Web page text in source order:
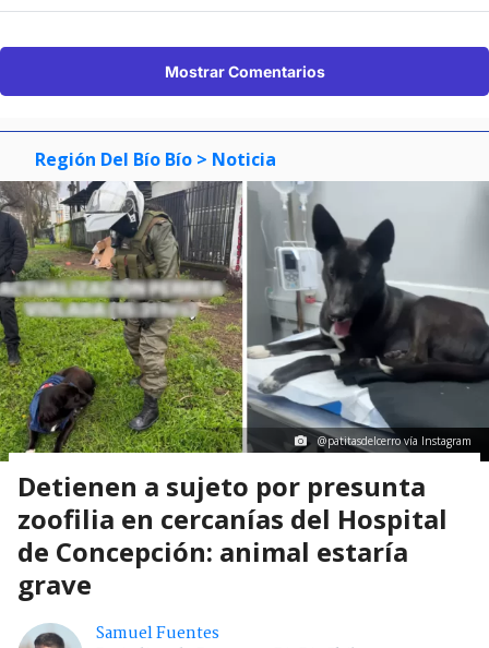
Mostrar Comentarios
Región Del Bío Bío > Noticia
@patitasdelcerro vía Instagram
Detienen a sujeto por presunta
zoofilia en cercanías del Hospital
de Concepción: animal estaría
grave
Samuel Fuentes